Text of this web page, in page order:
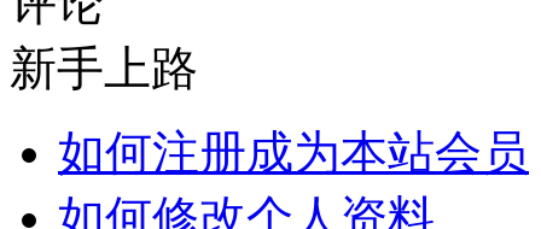
新手上路
如何注册成为本站会员
如何修改个人资料